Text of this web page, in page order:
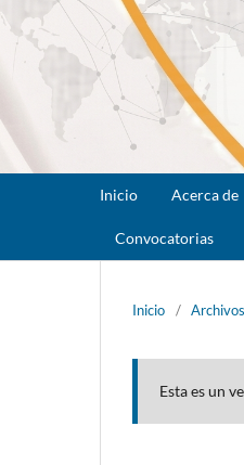
Inicio Acerca de
Convocatorias
Inicio / Archivos
Esta es un